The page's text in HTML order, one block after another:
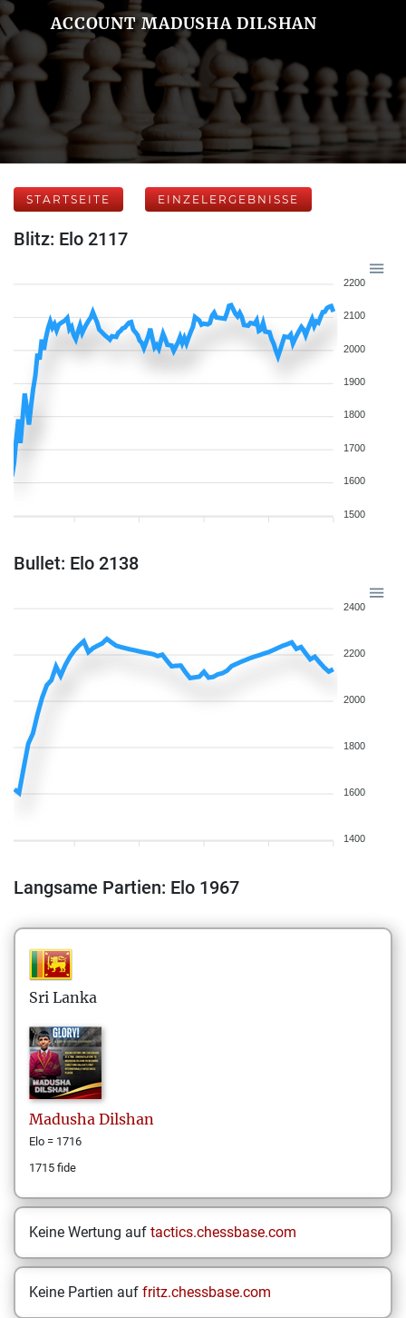
ACCOUNT MADUSHA DILSHAN
STARTSEITE EINZELERGEBNISSE
Blitz: Elo 2117
2200
2100
2000
1900
1800
1700
1600
1500
Bullet: Elo 2138
2400
2200
2000
1800
1600
1400
Langsame Partien: Elo 1967
Sri Lanka
Madusha Dilshan
Elo = 1716
1715 fide
Keine Wertung auf tactics.chessbase.com
Keine Partien auf fritz.chessbase.com